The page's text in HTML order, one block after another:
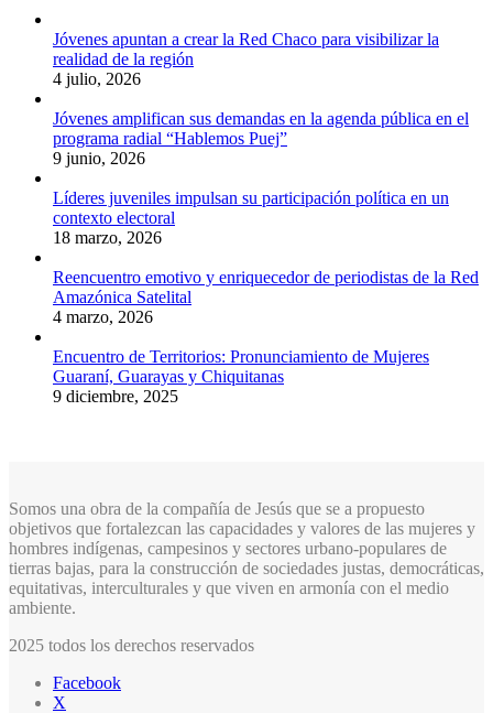
Jóvenes apuntan a crear la Red Chaco para visibilizar la
realidad de la región
4 julio, 2026
Jóvenes amplifican sus demandas en la agenda pública en el
programa radial “Hablemos Puej”
9 junio, 2026
Líderes juveniles impulsan su participación política en un
contexto electoral
18 marzo, 2026
Reencuentro emotivo y enriquecedor de periodistas de la Red
Amazónica Satelital
4 marzo, 2026
Encuentro de Territorios: Pronunciamiento de Mujeres
Guaraní, Guarayas y Chiquitanas
9 diciembre, 2025
Somos una obra de la compañía de Jesús que se a propuesto
objetivos que fortalezcan las capacidades y valores de las mujeres y
hombres indígenas, campesinos y sectores urbano-populares de
tierras bajas, para la construcción de sociedades justas, democráticas,
equitativas, interculturales y que viven en armonía con el medio
ambiente.
2025 todos los derechos reservados
Facebook
X